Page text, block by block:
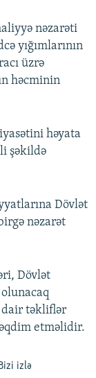
nəzarəti
yığımlarının
üzrə
həcminin
həyata
şəkildə
Dövlət
nəzarət
Dövlət
dair təkliflər
etməlidir.
izlə